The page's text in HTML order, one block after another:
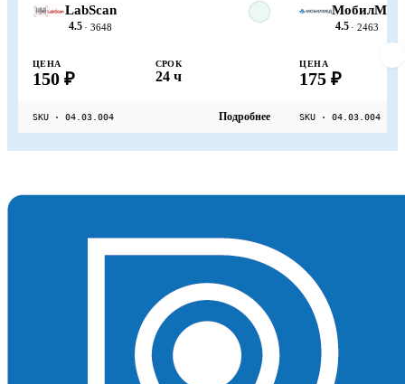
LabScan
4.5 · 3648
ЦЕНА
150 ₽
СРОК
24 ч
SKU · 04.03.004 Подробнее
МобилМед
4.5 · 2463
ЦЕНА
175 ₽
SKU · 04.03.004